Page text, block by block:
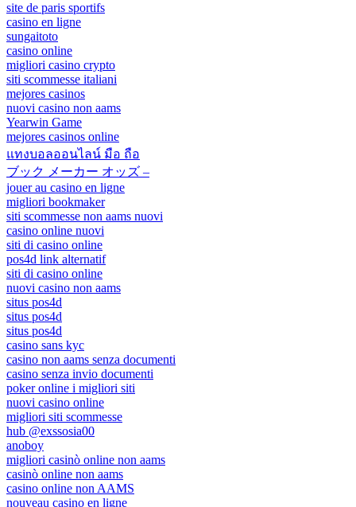
site de paris sportifs
casino en ligne
sungaitoto
casino online
migliori casino crypto
siti scommesse italiani
mejores casinos
nuovi casino non aams
Yearwin Game
mejores casinos online
แทงบอลออนไลน์ มือ ถือ
ブック メーカー オッズ –
jouer au casino en ligne
migliori bookmaker
siti scommesse non aams nuovi
casino online nuovi
siti di casino online
pos4d link alternatif
siti di casino online
nuovi casino non aams
situs pos4d
situs pos4d
situs pos4d
casino sans kyc
casino non aams senza documenti
casino senza invio documenti
poker online i migliori siti
nuovi casino online
migliori siti scommesse
hub @exssosia00
anoboy
migliori casinò online non aams
casinò online non aams
casino online non AAMS
nouveau casino en ligne